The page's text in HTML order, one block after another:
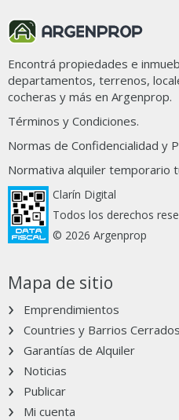
Encontrá propiedades e
departamentos, terrenos,
cocheras y más en Argenprop.
Términos y Condiciones.
Normas de Confidencialidad y
Normativa alquiler temporario
Clarín Digital
Todos los derechos
© 2026 Argenprop
Mapa de sitio
Emprendimientos
Countries y Barrios Cerrados
Garantías de Alquiler
Noticias
Publicar
Mi cuenta